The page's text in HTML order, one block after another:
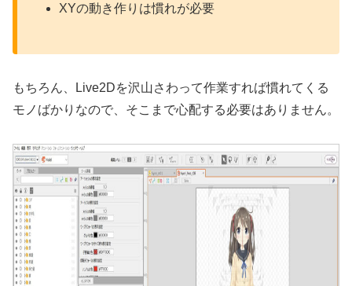
XYの動き作りは慣れが必要
もちろん、Live2Dを沢山さわって作業すれば慣れてくる
モノばかりなので、そこまで心配する必要はありません。